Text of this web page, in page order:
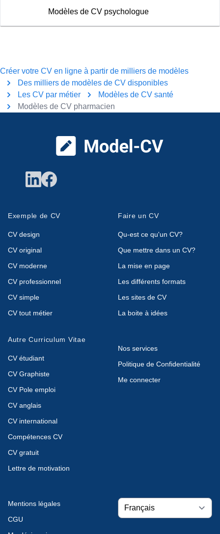
Modèles de CV psychologue
Créer votre CV en ligne à partir de milliers de modèles
Des milliers de modèles de CV disponibles
Les CV par métier
Modèles de CV santé
Modèles de CV pharmacien
Exemple de CV
CV design
CV original
CV moderne
CV professionnel
CV simple
CV tout métier
Faire un CV
Qu-est ce qu'un CV?
Que mettre dans un CV?
La mise en page
Les différents formats
Les sites de CV
La boite à idées
Autre Curriculum Vitae
CV étudiant
CV Graphiste
CV Pole emploi
CV anglais
CV international
Compétences CV
CV gratuit
Lettre de motivation
Nos services
Politique de Confidentialité
Me connecter
Mentions légales
CGU